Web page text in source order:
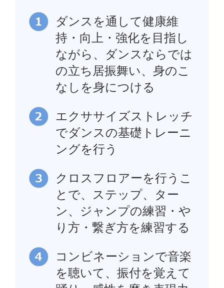
ダンスを通して健康維
持・向上・強化を目指し
ながら、ダンスならでは
の立ち居振舞い、身のこ
なしを身につける
エクササイズストレッチ
でダンスの基礎トレーニ
ングを行う
クロスフロアーを行うこ
とで、ステップ、ター
ン、ジャンプの練習・や
り方・繋ぎ方を練習する
コンビネーションで音楽
を聴いて、振付を覚えて